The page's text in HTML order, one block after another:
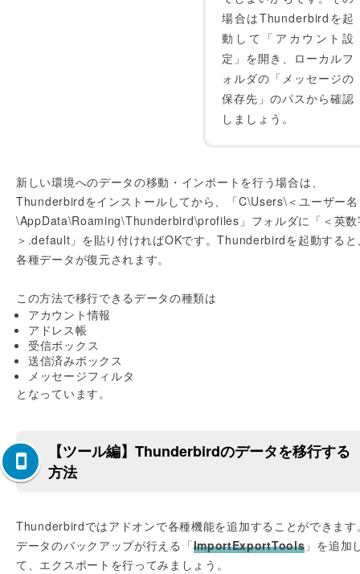
場合はThunderbirdを起
動して「アカウント設
定」を開き、ローカルフ
ォルダの「メッセージの
保存先」のパスから確認
しましょう。
新しい環境へのデータの移動・インポートを行う場合は、
Thunderbirdをインストールしてから、「C\Users\＜ユーザー
\AppData\Roaming\Thunderbird\profiles」フォルダに「＜英数
＞.default」を貼り付ければOKです。Thunderbirdを起動すると
各種データが復元されます。
この方法で移行できるデータの種類は
アカウント情報
アドレス帳
受信ボックス
送信済みボックス
メッセージフィルタ
となっています。
【ツール編】Thunderbirdのデータを移行する
方法
Thunderbirdではアドオンで各種機能を追加することができます
データのバックアップが行える「ImportExportTools 」を追加
て、エクスポートを行ってみましょう。